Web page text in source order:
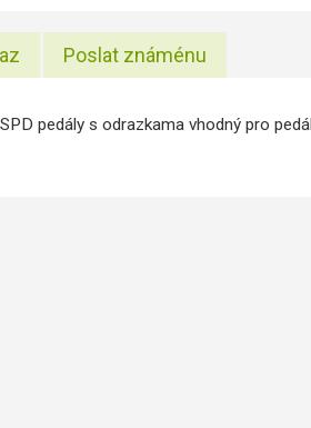
Poslat známénu
pedály s odrazkama vhodný pro